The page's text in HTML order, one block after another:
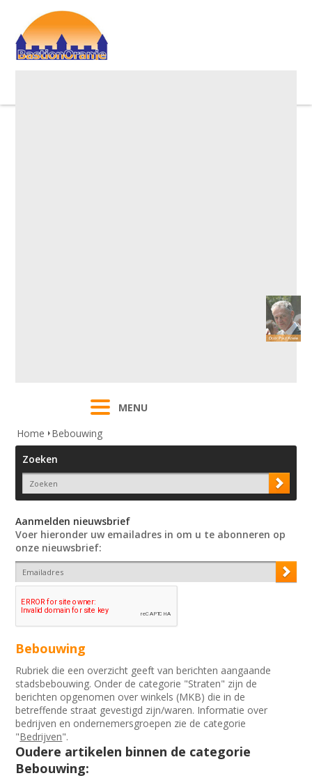
MENU
Home
Bebouwing
Zoeken
Aanmelden nieuwsbrief
Voer hieronder uw emailadres in om u te abonneren op
onze nieuwsbrief:
Bebouwing
Rubriek die een overzicht geeft van berichten aangaande
stadsbebouwing. Onder de categorie "Straten" zijn de
berichten opgenomen over winkels (MKB) die in de
betreffende straat gevestigd zijn/waren. Informatie over
bedrijven en ondernemersgroepen zie de categorie
"Bedrijven".
Oudere artikelen binnen de categorie
Bebouwing: